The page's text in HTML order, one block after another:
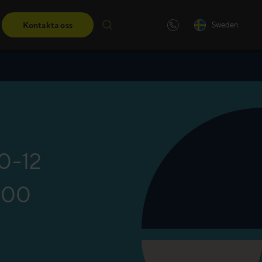
Kontakta oss Sweden
12